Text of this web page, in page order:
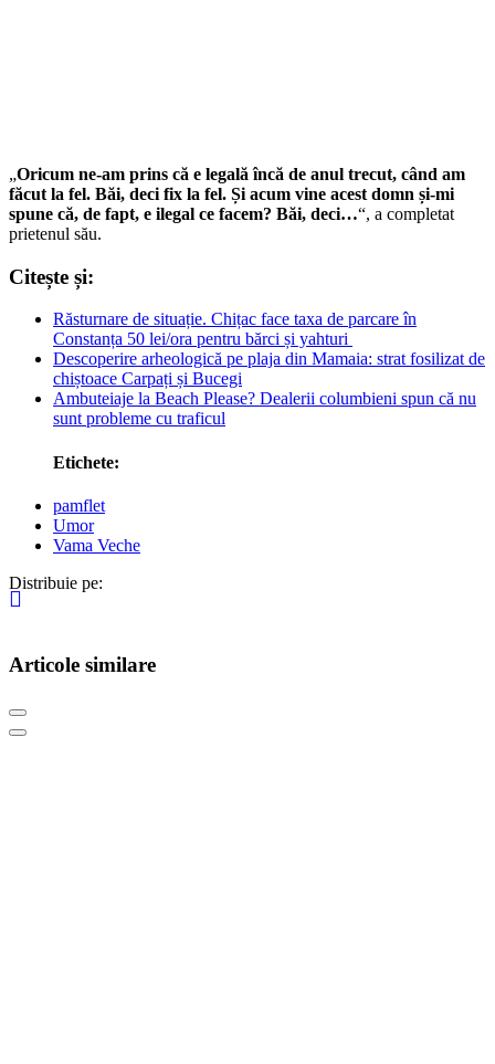
„Oricum ne-am prins că e legală încă de anul trecut, când am
făcut la fel. Băi, deci fix la fel. Și acum vine acest domn și-mi
spune că, de fapt, e ilegal ce facem? Băi, deci…“, a completat
prietenul său.
Citește și:
Răsturnare de situație. Chițac face taxa de parcare în
Constanța 50 lei/ora pentru bărci și yahturi
Descoperire arheologică pe plaja din Mamaia: strat fosilizat de
chiștoace Carpați și Bucegi
Ambuteiaje la Beach Please? Dealerii columbieni spun că nu
sunt probleme cu traficul
Etichete:
pamflet
Umor
Vama Veche
Distribuie pe:
Articole similare